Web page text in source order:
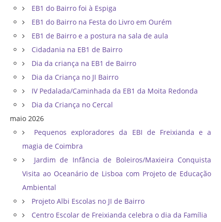
EB1 do Bairro foi à Espiga
EB1 do Bairro na Festa do Livro em Ourém
EB1 de Bairro e a postura na sala de aula
Cidadania na EB1 de Bairro
Dia da criança na EB1 de Bairro
Dia da Criança no JI Bairro
IV Pedalada/Caminhada da EB1 da Moita Redonda
Dia da Criança no Cercal
maio 2026
Pequenos exploradores da EBI de Freixianda e a
magia de Coimbra
Jardim de Infância de Boleiros/Maxieira Conquista
Visita ao Oceanário de Lisboa com Projeto de Educação
Ambiental
Projeto Albi Escolas no JI de Bairro
Centro Escolar de Freixianda celebra o dia da Família